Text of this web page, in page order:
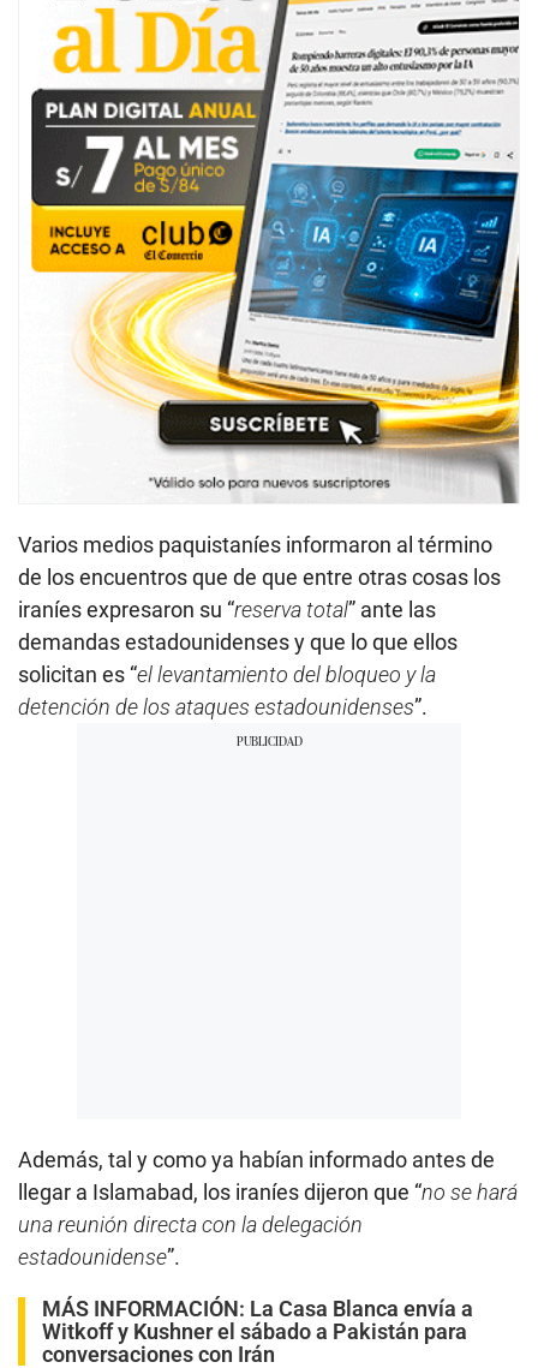
Varios medios paquistaníes informaron al término
de los encuentros que de que entre otras cosas los
iraníes expresaron su “reserva total” ante las
demandas estadounidenses y que lo que ellos
solicitan es “el levantamiento del bloqueo y la
detención de los ataques estadounidenses”.
Además, tal y como ya habían informado antes de
llegar a Islamabad, los iraníes dijeron que “no se hará
una reunión directa con la delegación
estadounidense”.
MÁS INFORMACIÓN: La Casa Blanca envía a
Witkoff y Kushner el sábado a Pakistán para
conversaciones con Irán